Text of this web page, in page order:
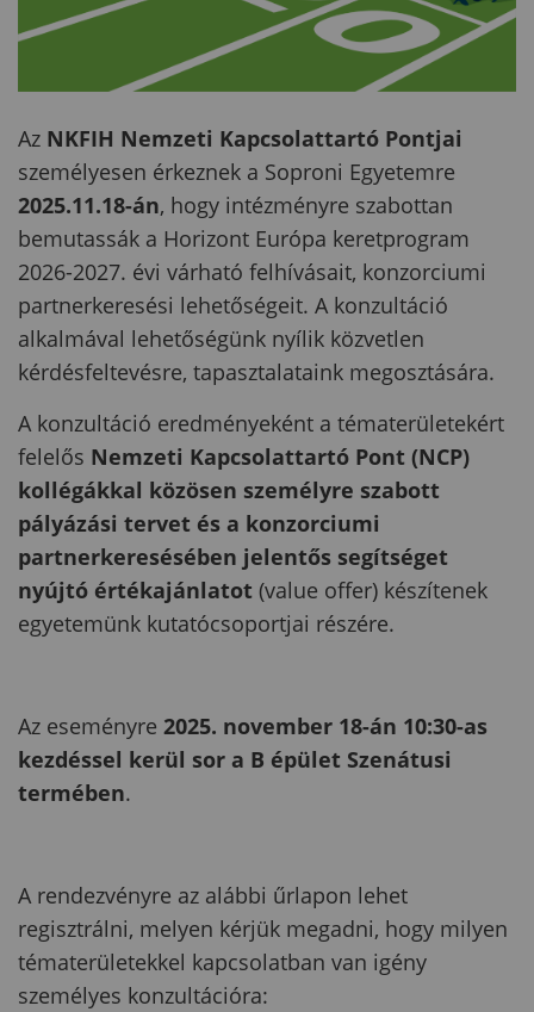
Az NKFIH Nemzeti Kapcsolattartó Pontjai
személyesen érkeznek a Soproni Egyetemre
2025.11.18-án, hogy intézményre szabottan
bemutassák a Horizont Európa keretprogram
2026-2027. évi várható felhívásait, konzorciumi
partnerkeresési lehetőségeit. A konzultáció
alkalmával lehetőségünk nyílik közvetlen
kérdésfeltevésre, tapasztalataink megosztására.
A konzultáció eredményeként a tématerületekért
felelős Nemzeti Kapcsolattartó Pont (NCP)
kollégákkal közösen személyre szabott
pályázási tervet és a konzorciumi
partnerkeresésében jelentős segítséget
nyújtó értékajánlatot (value offer) készítenek
egyetemünk kutatócsoportjai részére.
Az eseményre 2025. november 18-án 10:30-as
kezdéssel kerül sor a B épület Szenátusi
termében.
A rendezvényre az alábbi űrlapon lehet
regisztrálni, melyen kérjük megadni, hogy milyen
tématerületekkel kapcsolatban van igény
személyes konzultációra: